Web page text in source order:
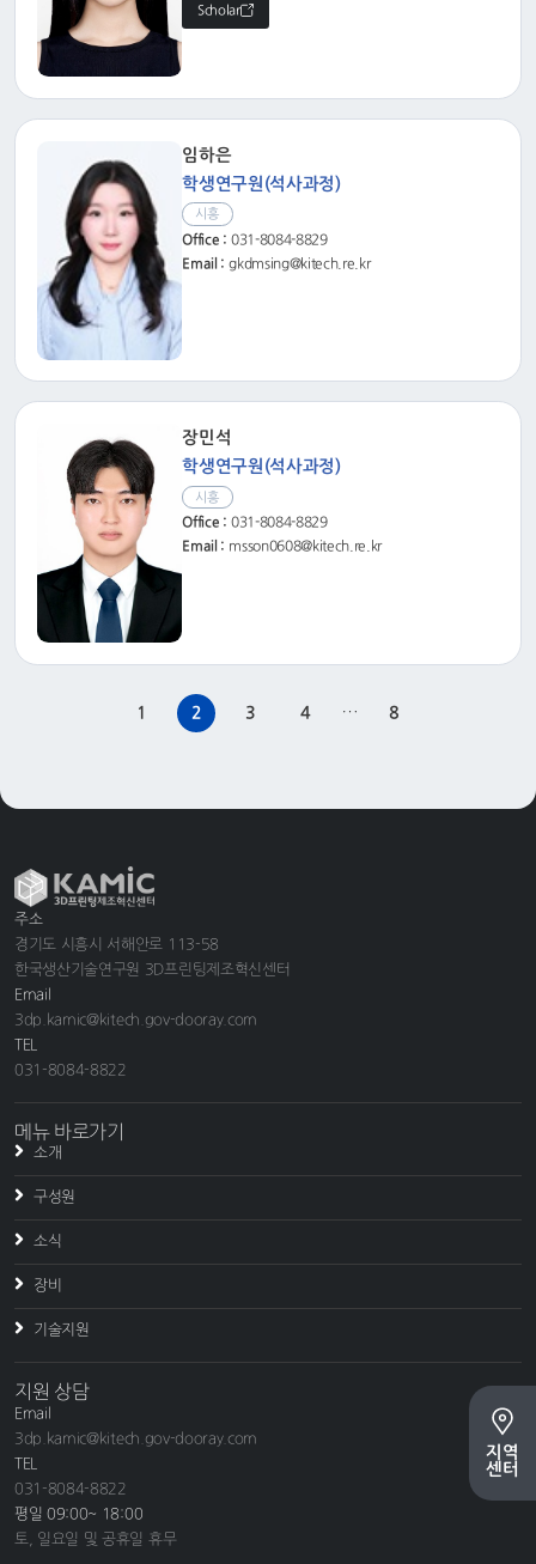
Scholar
임하은
학생연구원(석사과정)
시흥
Office : 031-8084-8829
Email : gkdmsing@kitech.re.kr
장민석
학생연구원(석사과정)
시흥
Office : 031-8084-8829
Email : msson0608@kitech.re.kr
1 2 3 4 … 8
주소
경기도 시흥시 서해안로 113-58
한국생산기술연구원 3D프린팅제조혁신센터
Email
3dp.kamic@kitech.gov-dooray.com
TEL
031-8084-8822
메뉴 바로가기
소개
구성원
소식
장비
기술지원
지원 상담
Email
3dp.kamic@kitech.gov-dooray.com
TEL
031-8084-8822
평일 09:00~ 18:00
토, 일요일 및 공휴일 휴무
지역
센터